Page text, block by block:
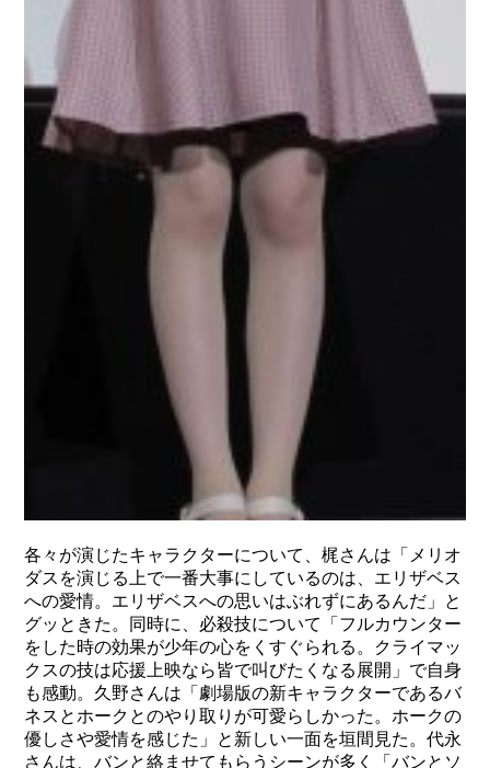
各々が演じたキャラクターについて、梶さんは「メリオ
ダスを演じる上で一番大事にしているのは、エリザベス
への愛情。エリザベスへの思いはぶれずにあるんだ」と
グッときた。同時に、必殺技について「フルカウンター
をした時の効果が少年の心をくすぐられる。クライマッ
クスの技は応援上映なら皆で叫びたくなる展開」で自身
も感動。久野さんは「劇場版の新キャラクターであるバ
ネスとホークとのやり取りが可愛らしかった。ホークの
優しさや愛情を感じた」と新しい一面を垣間見た。代永
さんは、バンと絡ませてもらうシーンが多く「バンとソ